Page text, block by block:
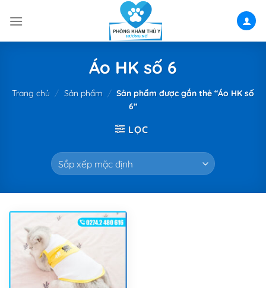
Áo HK số 6
Trang chủ / Sản phẩm / Sản phẩm được gắn thẻ “Áo HK số
6”
LỌC